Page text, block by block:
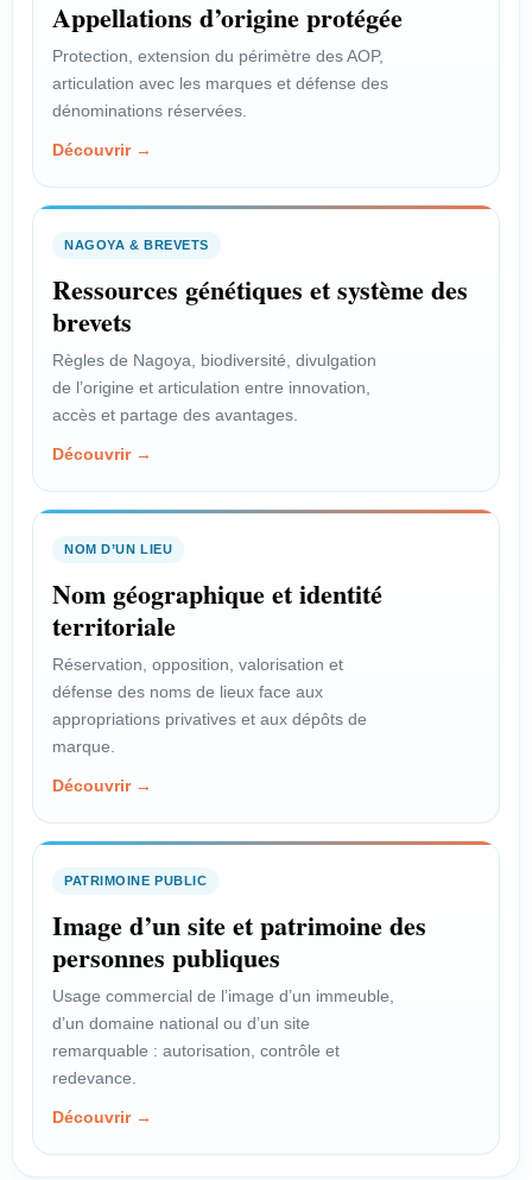
Appellations d’origine protégée
Protection, extension du périmètre des AOP,
articulation avec les marques et défense des
dénominations réservées.
Découvrir →
NAGOYA & BREVETS
Ressources génétiques et système des
brevets
Règles de Nagoya, biodiversité, divulgation
de l’origine et articulation entre innovation,
accès et partage des avantages.
Découvrir →
NOM D’UN LIEU
Nom géographique et identité
territoriale
Réservation, opposition, valorisation et
défense des noms de lieux face aux
appropriations privatives et aux dépôts de
marque.
Découvrir →
PATRIMOINE PUBLIC
Image d’un site et patrimoine des
personnes publiques
Usage commercial de l’image d’un immeuble,
d’un domaine national ou d’un site
remarquable : autorisation, contrôle et
redevance.
Découvrir →